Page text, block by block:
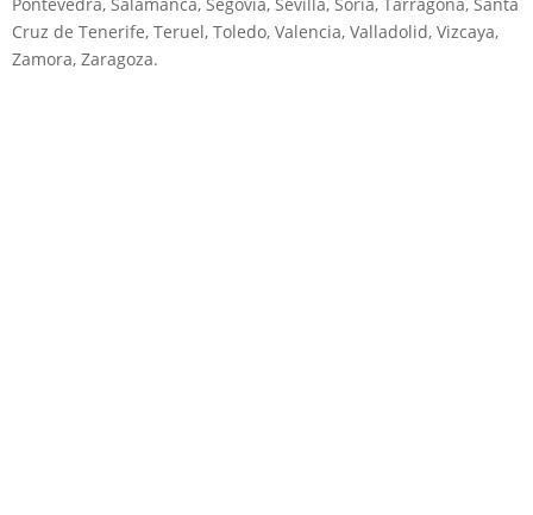
Pontevedra, Salamanca, Segovia, Sevilla, Soria, Tarragona, Santa
Cruz de Tenerife, Teruel, Toledo, Valencia, Valladolid, Vizcaya,
Zamora, Zaragoza.